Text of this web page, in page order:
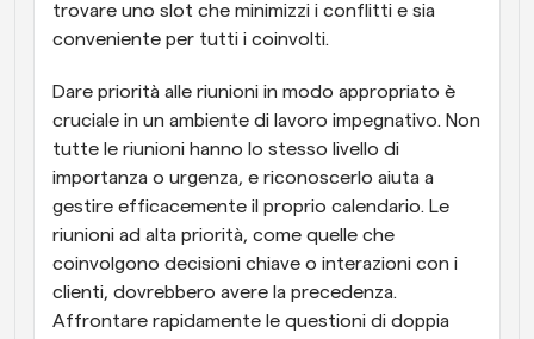
trovare uno slot che minimizzi i conflitti e sia
conveniente per tutti i coinvolti.
Dare priorità alle riunioni in modo appropriato è
cruciale in un ambiente di lavoro impegnativo. Non
tutte le riunioni hanno lo stesso livello di
importanza o urgenza, e riconoscerlo aiuta a
gestire efficacemente il proprio calendario. Le
riunioni ad alta priorità, come quelle che
coinvolgono decisioni chiave o interazioni con i
clienti, dovrebbero avere la precedenza.
Affrontare rapidamente le questioni di doppia